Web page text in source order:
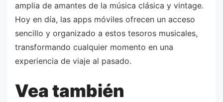
amplia de amantes de la música clásica y vintage.
Hoy en día, las apps móviles ofrecen un acceso
sencillo y organizado a estos tesoros musicales,
transformando cualquier momento en una
experiencia de viaje al pasado.
Vea también